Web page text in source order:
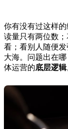
你有没有过这样
读量只有两位数
看；看别人随便
大海。问题出在
体运营的底层逻辑